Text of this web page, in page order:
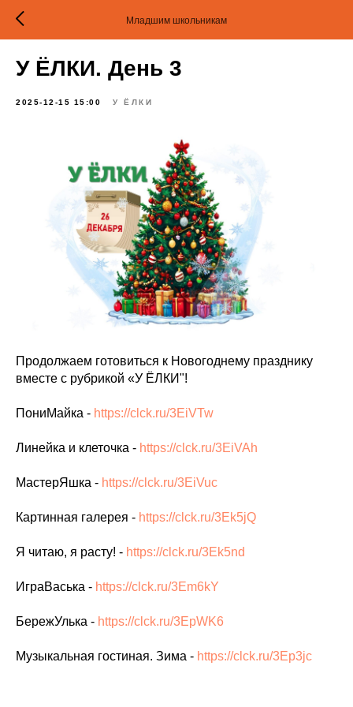
Младшим школьникам
У ЁЛКИ. День 3
2025-12-15 15:00 У ЁЛКИ
Продолжаем готовиться к Новогоднему празднику
вместе с рубрикой «У ЁЛКИ"!
ПониМайка - https://clck.ru/3EiVTw
Линейка и клеточка - https://clck.ru/3EiVAh
МастерЯшка - https://clck.ru/3EiVuc
Картинная галерея - https://clck.ru/3Ek5jQ
Я читаю, я расту! - https://clck.ru/3Ek5nd
ИграВаська - https://clck.ru/3Em6kY
БережУлька - https://clck.ru/3EpWK6
Музыкальная гостиная. Зима - https://clck.ru/3Ep3jc